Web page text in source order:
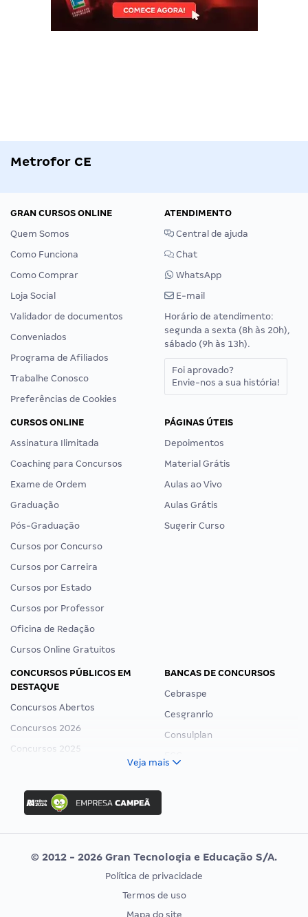
Metrofor CE
GRAN CURSOS ONLINE
Quem Somos
Como Funciona
Como Comprar
Loja Social
Validador de documentos
Conveniados
Programa de Afiliados
Trabalhe Conosco
Preferências de Cookies
ATENDIMENTO
Central de ajuda
Chat
WhatsApp
E-mail
Horário de atendimento:
segunda a sexta (8h às 20h),
sábado (9h às 13h).
Foi aprovado?
Envie-nos a sua história!
CURSOS ONLINE
Assinatura Ilimitada
Coaching para Concursos
Exame de Ordem
Graduação
Pós-Graduação
Cursos por Concurso
Cursos por Carreira
Cursos por Estado
Cursos por Professor
Oficina de Redação
Cursos Online Gratuitos
PÁGINAS ÚTEIS
Depoimentos
Material Grátis
Aulas ao Vivo
Aulas Grátis
Sugerir Curso
CONCURSOS PÚBLICOS EM
DESTAQUE
Concursos Abertos
Concursos 2026
Concursos 2025
Concurso Ibama
Concurso MPU
Editais publicados
BANCAS DE CONCURSOS
Cebraspe
Cesgranrio
Consulplan
Vunesp
CONCURSOS POR PROFISSÃO
EXAME DE ORDEM
Veja mais
© 2012 - 2026 Gran Tecnologia e Educação S/A.
Política de privacidade
Termos de uso
Mapa do site